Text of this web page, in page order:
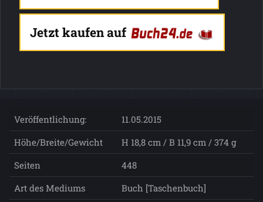
Jetzt kaufen auf
Veröffentlichung:
11.05.2015
Höhe/Breite/Gewicht
H 18,8 cm / B 11,9 cm / 374 g
Seiten
448
Art des Mediums
Buch [Taschenbuch]